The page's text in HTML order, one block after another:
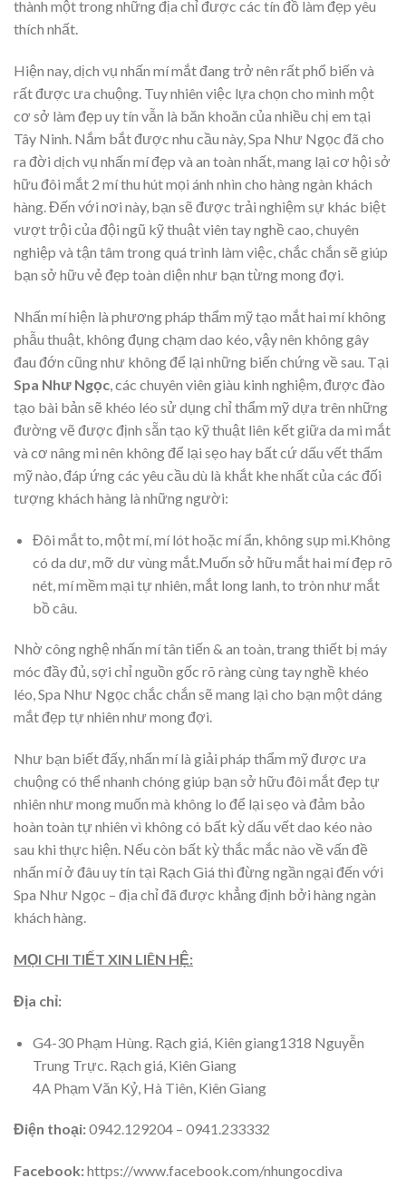
thành một trong những địa chỉ được các tín đồ làm đẹp yêu
thích nhất.
Hiện nay, dịch vụ nhấn mí mắt đang trở nên rất phổ biến và
rất được ưa chuộng. Tuy nhiên việc lựa chọn cho mình một
cơ sở làm đẹp uy tín vẫn là băn khoăn của nhiều chị em tại
Tây Ninh. Nắm bắt được nhu cầu này, Spa Như Ngọc đã cho
ra đời dịch vụ nhấn mí đẹp và an toàn nhất, mang lại cơ hội sở
hữu đôi mắt 2 mí thu hút mọi ánh nhìn cho hàng ngàn khách
hàng. Đến với nơi này, bạn sẽ được trải nghiệm sự khác biệt
vượt trội của đội ngũ kỹ thuật viên tay nghề cao, chuyên
nghiệp và tận tâm trong quá trình làm việc, chắc chắn sẽ giúp
bạn sở hữu vẻ đẹp toàn diện như bạn từng mong đợi.
Nhấn mí hiện là phương pháp thẩm mỹ tạo mắt hai mí không
phẫu thuật, không đụng chạm dao kéo, vậy nên không gây
đau đớn cũng như không để lại những biến chứng về sau. Tại
Spa Như Ngọc, các chuyên viên giàu kinh nghiệm, được đào
tạo bài bản sẽ khéo léo sử dụng chỉ thẩm mỹ dựa trên những
đường vẽ được định sẵn tạo kỹ thuật liên kết giữa da mi mắt
và cơ nâng mi nên không để lại sẹo hay bất cứ dấu vết thẩm
mỹ nào, đáp ứng các yêu cầu dù là khắt khe nhất của các đối
tượng khách hàng là những người:
Đôi mắt to, một mí, mí lót hoặc mí ẩn, không sụp mi.Không
có da dư, mỡ dư vùng mắt.Muốn sở hữu mắt hai mí đẹp rõ
nét, mí mềm mại tự nhiên, mắt long lanh, to tròn như mắt
bồ câu.
Nhờ công nghệ nhấn mí tân tiến & an toàn, trang thiết bị máy
móc đầy đủ, sợi chỉ nguồn gốc rõ ràng cùng tay nghề khéo
léo, Spa Như Ngọc chắc chắn sẽ mang lại cho bạn một dáng
mắt đẹp tự nhiên như mong đợi.
Như bạn biết đấy, nhấn mí là giải pháp thẩm mỹ được ưa
chuộng có thể nhanh chóng giúp bạn sở hữu đôi mắt đẹp tự
nhiên như mong muốn mà không lo để lại sẹo và đảm bảo
hoàn toàn tự nhiên vì không có bất kỳ dấu vết dao kéo nào
sau khi thực hiện. Nếu còn bất kỳ thắc mắc nào về vấn đề
nhấn mí ở đâu uy tín tại Rạch Giá thì đừng ngần ngại đến với
Spa Như Ngọc – địa chỉ đã được khẳng định bởi hàng ngàn
khách hàng.
MỌI CHI TIẾT XIN LIÊN HỆ:
Địa chỉ:
G4-30 Phạm Hùng. Rạch giá, Kiên giang1318 Nguyễn
Trung Trực. Rạch giá, Kiên Giang
4A Phạm Văn Kỷ, Hà Tiên, Kiên Giang
Điện thoại:0942.129204 – 0941.233332
Facebook:https://www.facebook.com/nhungocdiva